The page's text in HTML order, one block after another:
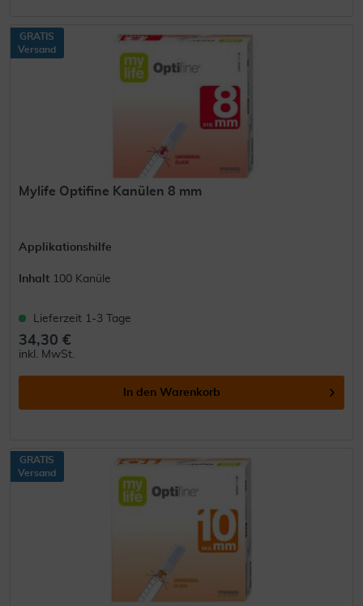
GRATIS
Versand
Mylife Optifine Kanülen 8 mm
Applikationshilfe
Inhalt 100 Kanüle
Lieferzeit 1-3 Tage
34,30 €
inkl. MwSt.
In den Warenkorb
GRATIS
Versand